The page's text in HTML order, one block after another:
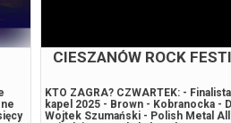
i
MATEUSZ ZIÓŁKO I
Zapraszamy na wyjątkowy koncert
SJK’26, podczas którego na jednej
wystąpią Mateusz Ziółko i Liber